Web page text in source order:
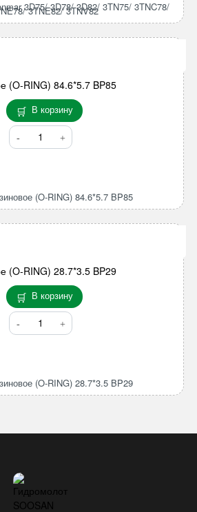
3D75/
3TNE78/
3TNE82/
3TNV82
3D75/ 3D78/ 3D82/ 3TN75/ 3TNC78/
3TNE82/ 3TNV82
В корзину
Количество
товара
RING)
(O-RING) 84.6*5.7 BP85
В корзину
Количество
товара
RING)
(O-RING) 28.7*3.5 BP29